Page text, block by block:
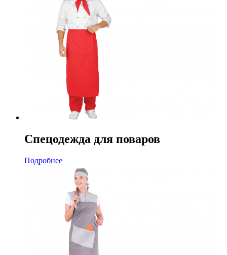
Спецодежда для поваров
Подробнее